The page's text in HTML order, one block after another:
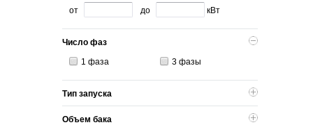
от до кВт
Число фаз
1 фаза 3 фазы
Тип запуска
Объем бака